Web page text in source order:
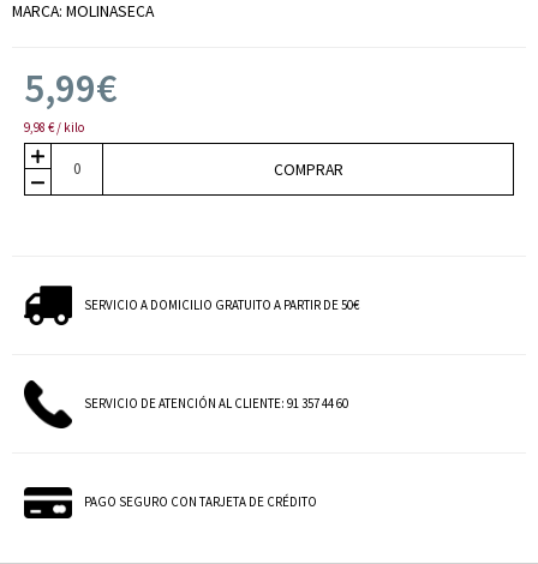
MARCA: MOLINASECA
5,99€
9,98 € / kilo
COMPRAR
SERVICIO A DOMICILIO GRATUITO A PARTIR DE 50€
SERVICIO DE ATENCIÓN AL CLIENTE: 91 357 44 60
PAGO SEGURO CON TARJETA DE CRÉDITO